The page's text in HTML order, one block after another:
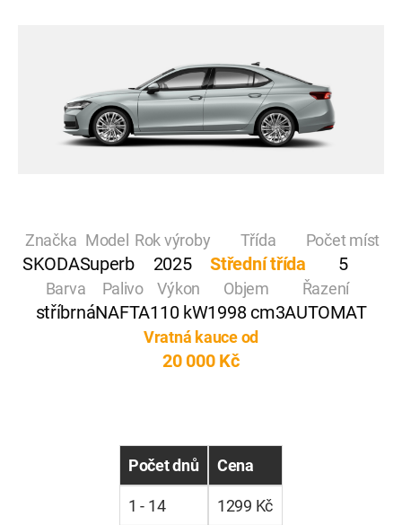
Značka
SKODA
Model
Superb
Rok výroby
2025
Třída
Střední třída
Počet míst
5
Barva
stříbrná
Palivo
NAFTA
Výkon
110 kW
Objem
1998 cm3
Řazení
AUTOMAT
Vratná kauce od
20 000 Kč
Počet dnů Cena
1 - 14 1299 Kč